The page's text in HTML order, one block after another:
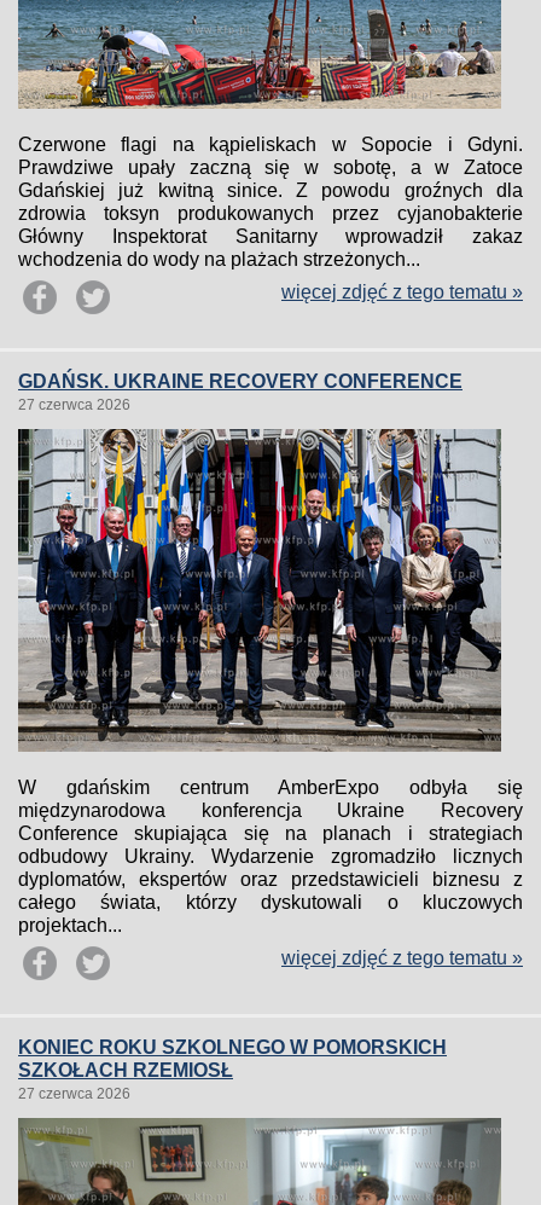
Czerwone flagi na kąpieliskach w Sopocie i Gdyni.
Prawdziwe upały zaczną się w sobotę, a w Zatoce
Gdańskiej już kwitną sinice. Z powodu groźnych dla
zdrowia toksyn produkowanych przez cyjanobakterie
Główny Inspektorat Sanitarny wprowadził zakaz
wchodzenia do wody na plażach strzeżonych...
więcej zdjęć z tego tematu »
GDAŃSK. UKRAINE RECOVERY CONFERENCE
27 czerwca 2026
W gdańskim centrum AmberExpo odbyła się
międzynarodowa konferencja Ukraine Recovery
Conference skupiająca się na planach i strategiach
odbudowy Ukrainy. Wydarzenie zgromadziło licznych
dyplomatów, ekspertów oraz przedstawicieli biznesu z
całego świata, którzy dyskutowali o kluczowych
projektach...
więcej zdjęć z tego tematu »
KONIEC ROKU SZKOLNEGO W POMORSKICH
SZKOŁACH RZEMIOSŁ
27 czerwca 2026